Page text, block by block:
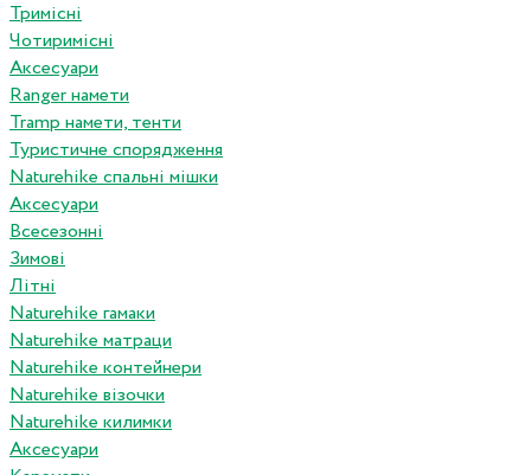
Тримісні
Чотиримісні
Аксесуари
Ranger намети
Tramp намети, тенти
Туристичне спорядження
Naturehike спальні мішки
Аксесуари
Всесезонні
Зимові
Літні
Naturehike гамаки
Naturehike матраци
Naturehike контейнери
Naturehike візочки
Naturehike килимки
Аксесуари